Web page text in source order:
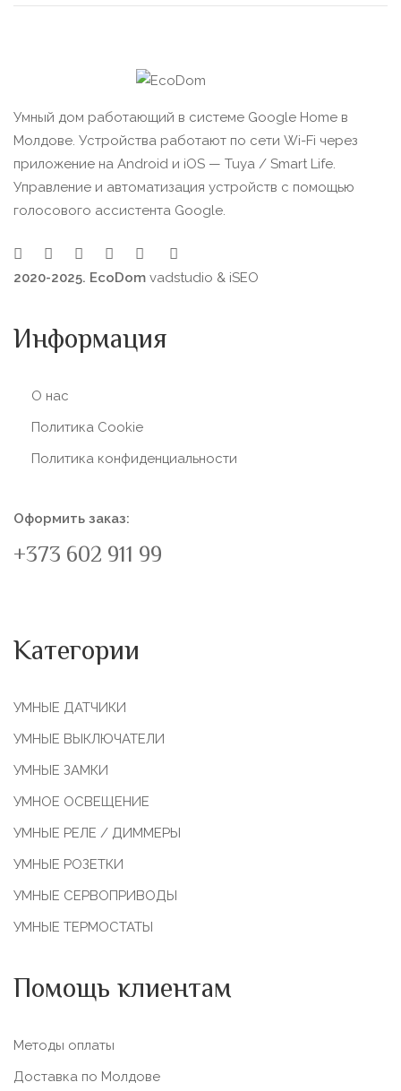
Умный дом работающий в системе Google Home в
Молдове. Устройства работают по сети Wi-Fi через
приложение на Android и iOS — Tuya / Smart Life.
Управление и автоматизация устройств с помощью
голосового ассистента Google.
2020-2025. EcoDom vadstudio & iSEO
Информация
О нас
Политика Сookie
Политика конфиденциальности
Оформить заказ:
+373 602 911 99
Категории
УМНЫЕ ДАТЧИКИ
УМНЫЕ ВЫКЛЮЧАТЕЛИ
УМНЫЕ ЗАМКИ
УМНОЕ ОСВЕЩЕНИЕ
УМНЫЕ РЕЛЕ / ДИММЕРЫ
УМНЫЕ РОЗЕТКИ
УМНЫЕ СЕРВОПРИВОДЫ
УМНЫЕ ТЕРМОСТАТЫ
Помощь клиентам
Методы оплаты
Доставка по Молдове